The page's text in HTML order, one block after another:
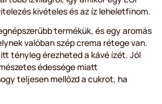
kivételes és az íz leheletfinom.
termékük, és egy aromás
valóban szép crema rétege van.
tényleg érezheted a kávé ízét. Jól
édessége miatt
teljesen mellőzd a cukrot, ha